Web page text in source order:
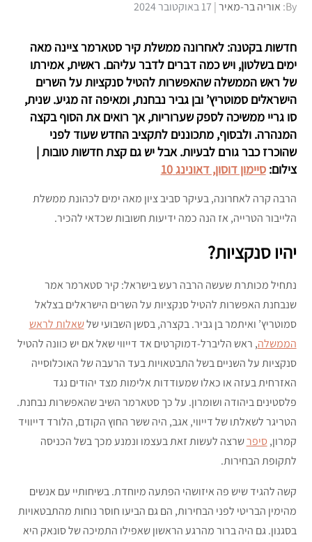
By: אוריה בר-מאיר Posted
17 באוקטובר 2024
חדשות בקטנה: לאחרונה ממשלת קיר סטארמר ציינה מאה
ימים בשלטון, ויש כמה דברים לדבר עליהם. ראשית, אמירתו
של ראש הממשלה שהאפשרות להטיל סנקציות על השרים
הישראלים סמוטריץ’ ובן גביר נבחנת, ומאיפה זה מגיע. שנית,
סו גריי ממשיכה לספק שערוריות, אך רואים את הסוף בקצה
המנהרה. ולבסוף, מתכוננים לתקציב החדש שעוד לפני
שהוכרז כבר גורם לבעיות. אבל יש גם קצת חדשות טובות |
צילום:סיימון דוסון, דאונינג 10
הרבה קרה לאחרונה, בעיקר סביב ציון מאה ימים לכהונת ממשלת
הלייבור הטרייה, אז הנה כמה ידיעות חשובות שכדאי להכיר.
יהיו סנקציות?
נתחיל מכותרת שעשה הרבה רעש בישראל: קיר סטארמר אמר
שנבחנת האפשרות להטיל סנקציות על השרים הישראלים בצלאל
סמוטריץ’ ואיתמר בן גביר. בקצרה, בסשן השבועי שלשאלות לראש
הממשלה, ראש הליברל-דמוקרטים אד דייווי שאל אם יש כוונה להטיל
סנקציות על השניים בשל התבטאויות בעד הרעבה של האוכלוסייה
האזרחית בעזה או כאלו שמעודדות אלימות מצד יהודים נגד
פלסטינים ביהודה ושומרון. על כך סטארמר השיב שהאפשרות נבחנת.
הטריגר לשאלתו של דייווי, אגב, היה ששר החוץ הקודם, הלורד דייוויד
קמרון,סיפרשרצה לעשות זאת בעצמו ונמנע מכך בשל הכניסה
לתקופת הבחירות.
קשה להגיד שיש פה איזושהי הפתעה מיוחדת. בשיחותיי עם אנשים
מהימין הבריטי לפני הבחירות, הם גם הביעו חוסר נוחות מהתבטאויות
בסגנון. גם היה ברור מהרגע הראשון שאפילו התמיכה של סונאק היא